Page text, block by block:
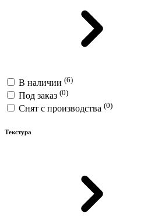
В наличии (6)
Под заказ (0)
Снят с производства (0)
Текстура